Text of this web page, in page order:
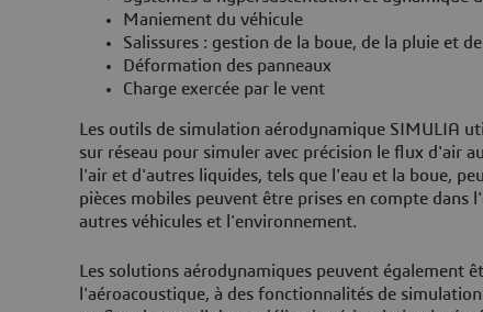
Maniement du véhicule
Salissures : gestion de la boue, de la pluie et
Déformation des panneaux
Charge exercée par le vent
Les outils de simulation aérodynamique SIMULIA
sur réseau pour simuler avec précision le flux d'air
l'air et d'autres liquides, tels que l'eau et la boue,
pièces mobiles peuvent être prises en compte
autres véhicules et l'environnement.
Les solutions aérodynamiques peuvent également
l'aéroacoustique, à des fonctionnalités de